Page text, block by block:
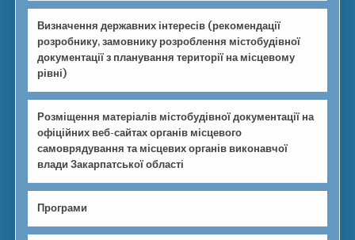
Визначення державних інтересів (рекомендації
розробнику, замовнику розроблення містобудівної
документації з планування території на місцевому
рівні)
Розміщення матеріалів містобудівної документації на
офіційних веб-сайтах органів місцевого
самоврядування та місцевих органів виконавчої
влади Закарпатської області
Програми